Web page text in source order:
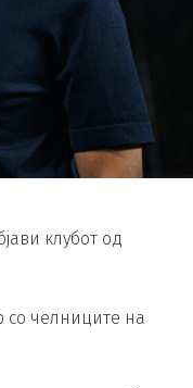
клубот од
со челниците на